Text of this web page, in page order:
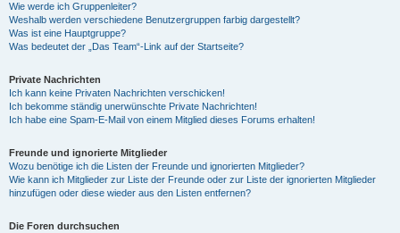
Wie werde ich Gruppenleiter?
Weshalb werden verschiedene Benutzergruppen farbig dargestellt?
Was ist eine Hauptgruppe?
Was bedeutet der „Das Team“-Link auf der Startseite?
Private Nachrichten
Ich kann keine Privaten Nachrichten verschicken!
Ich bekomme ständig unerwünschte Private Nachrichten!
Ich habe eine Spam-E-Mail von einem Mitglied dieses Forums erhalten!
Freunde und ignorierte Mitglieder
Wozu benötige ich die Listen der Freunde und ignorierten Mitglieder?
Wie kann ich Mitglieder zur Liste der Freunde oder zur Liste der ignorierten Mitglieder
hinzufügen oder diese wieder aus den Listen entfernen?
Die Foren durchsuchen